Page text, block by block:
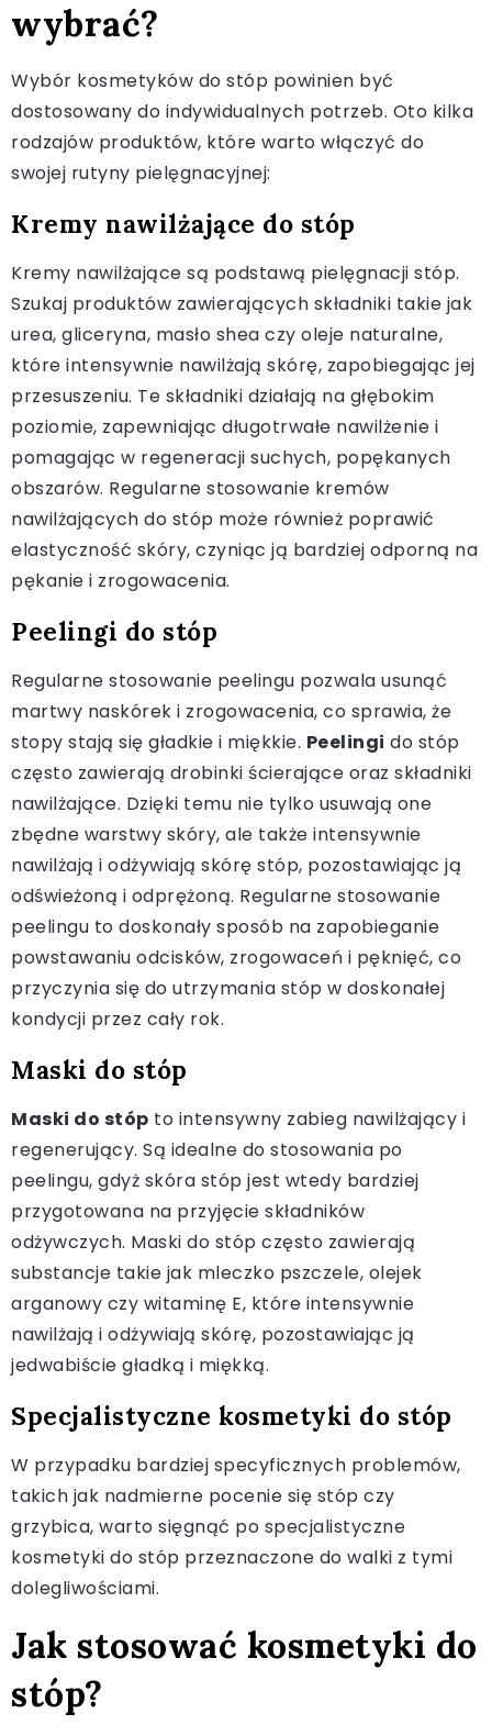
wybrać?
Wybór kosmetyków do stóp powinien być
dostosowany do indywidualnych potrzeb. Oto kilka
rodzajów produktów, które warto włączyć do
swojej rutyny pielęgnacyjnej:
Kremy nawilżające do stóp
Kremy nawilżające są podstawą pielęgnacji stóp.
Szukaj produktów zawierających składniki takie jak
urea, gliceryna, masło shea czy oleje naturalne,
które intensywnie nawilżają skórę, zapobiegając jej
przesuszeniu. Te składniki działają na głębokim
poziomie, zapewniając długotrwałe nawilżenie i
pomagając w regeneracji suchych, popękanych
obszarów. Regularne stosowanie kremów
nawilżających do stóp może również poprawić
elastyczność skóry, czyniąc ją bardziej odporną na
pękanie i zrogowacenia.
Peelingi do stóp
Regularne stosowanie peelingu pozwala usunąć
martwy naskórek i zrogowacenia, co sprawia, że
stopy stają się gładkie i miękkie. Peelingi do stóp
często zawierają drobinki ścierające oraz składniki
nawilżające. Dzięki temu nie tylko usuwają one
zbędne warstwy skóry, ale także intensywnie
nawilżają i odżywiają skórę stóp, pozostawiając ją
odświeżoną i odprężoną. Regularne stosowanie
peelingu to doskonały sposób na zapobieganie
powstawaniu odcisków, zrogowaceń i pęknięć, co
przyczynia się do utrzymania stóp w doskonałej
kondycji przez cały rok.
Maski do stóp
Maski do stóp to intensywny zabieg nawilżający i
regenerujący. Są idealne do stosowania po
peelingu, gdyż skóra stóp jest wtedy bardziej
przygotowana na przyjęcie składników
odżywczych. Maski do stóp często zawierają
substancje takie jak mleczko pszczele, olejek
arganowy czy witaminę E, które intensywnie
nawilżają i odżywiają skórę, pozostawiając ją
jedwabiście gładką i miękką.
Specjalistyczne kosmetyki do stóp
W przypadku bardziej specyficznych problemów,
takich jak nadmierne pocenie się stóp czy
grzybica, warto sięgnąć po specjalistyczne
kosmetyki do stóp przeznaczone do walki z tymi
dolegliwościami.
Jak stosować kosmetyki do
stóp?